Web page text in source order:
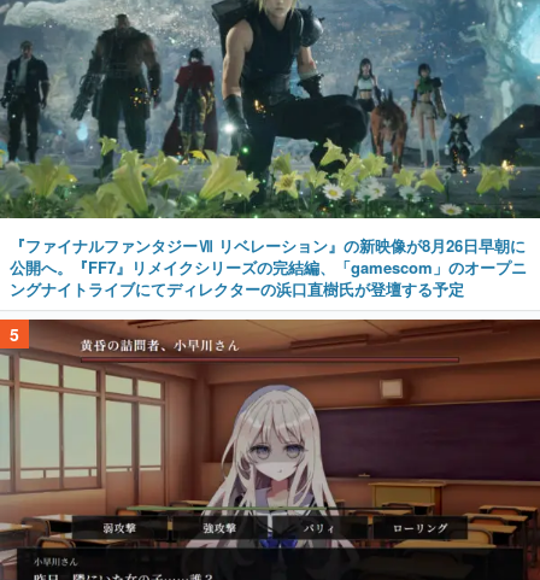
『ファイナルファンタジーⅦ リベレーション』の新映像が8月26日早朝に
公開へ。『FF7』リメイクシリーズの完結編、「gamescom」のオープニ
ングナイトライブにてディレクターの浜口直樹氏が登壇する予定
5